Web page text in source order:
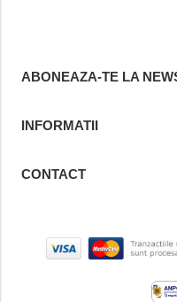
ABONEAZA-TE LA
INFORMATII
CONTACT